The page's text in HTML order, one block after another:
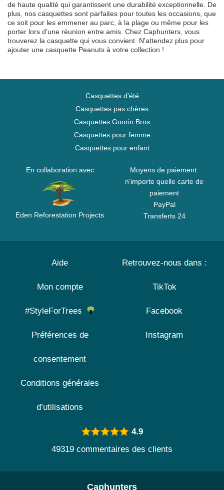
de haute qualité qui garantissent une durabilité exceptionnelle. De
plus, nos casquettes sont parfaites pour toutes les occasions, que
ce soit pour les emmener au parc, à la plage ou même pour les
porter lors d'une réunion entre amis. Chez Caphunters, vous
trouverez la casquette qui vous convient. N'attendez plus pour
ajouter une casquette Peanuts à votre collection !
Casquettes d'été
Casquettes pas chères
Casquettes Goorin Bros
Casquettes pour femme
Casquettes pour enfant
En collaboration avec
Eden Reforestation Projects
Moyens de paiement:
n'importe quelle carte de
paiement
PayPal
Transferts 24
Aide
Mon compte
#StyleForTrees
Préférences de
consentement
Conditions générales
d’utilisations
Retrouvez-nous dans :
TikTok
Facebook
Instagram
4.9
49319 commentaires des clients
Caphunters